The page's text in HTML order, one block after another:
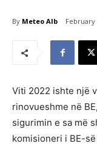
By Meteo Alb February
Viti 2022 ishte një
rinovueshme në
sigurimin e sa më
komisioneri i BE-